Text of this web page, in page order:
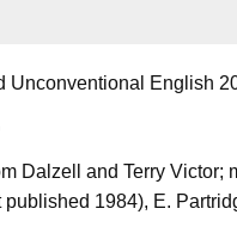
Unconventional English
Dalzell and Terry Victor;
1984), E.